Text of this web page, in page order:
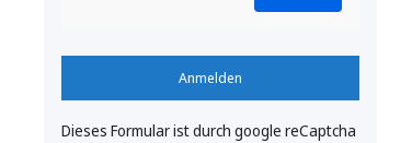
Anmelden
Dieses Formular ist durch google reCaptcha